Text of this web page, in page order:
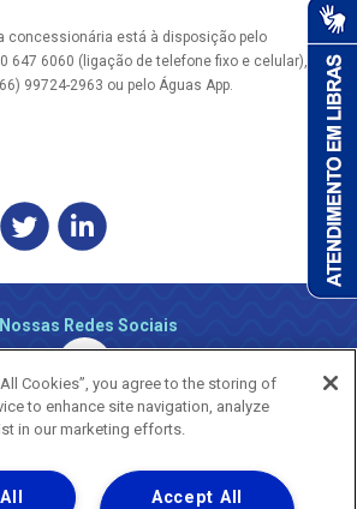
concessionária está à disposição pelo
647 6060 (ligação de telefone fixo e celular), via
99724-2963 ou pelo Águas App.
Nossas Redes Sociais
Cookies”, you agree to the storing of
to enhance site navigation, analyze
in our marketing efforts.
Accept All